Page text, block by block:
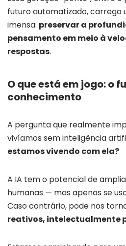
futuroautomatizado,carrega
imensa: preservara
pensamento emmeio à
respostas.
Oqueestáem jogo:o
conhecimento
A perguntaque realmente
vivíamos seminteligência
estamosvivendo comela?
A IA temo potencialde
humanas — mas apenas se
Casocontrário, pode nos
reativos, intelectualmente